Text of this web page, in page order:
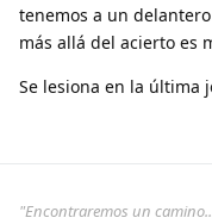
tenemos a un
más allá del acierto es
Se lesiona en la última
"Encontraremos un